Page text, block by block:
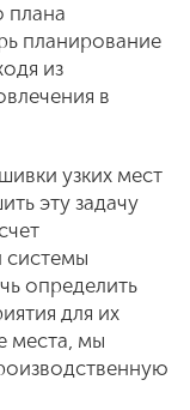
плана
планирование
из
в
узких мест
эту задачу
системы
определить
для их
места, мы